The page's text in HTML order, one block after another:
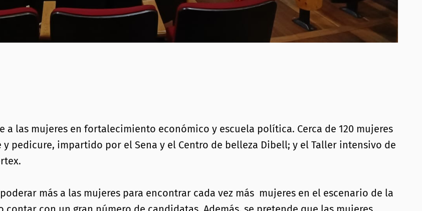
las mujeres en fortalecimiento económico y escuela política. Cerca de 120 mujeres
pedicure, impartido por el Sena y el Centro de belleza Dibell; y el Taller intensivo de
más a las mujeres para encontrar cada vez más mujeres en el escenario de la